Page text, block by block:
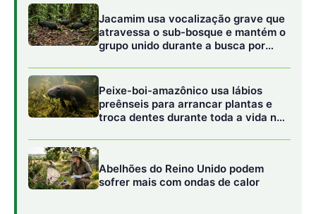
Jacamim usa vocalização grave que
atravessa o sub-bosque e mantém o
grupo unido durante a busca por
Peixe-boi-amazônico usa lábios
preênseis para arrancar plantas e
troca dentes durante toda a vida nos
Abelhões do Reino Unido podem
sofrer mais com ondas de calor